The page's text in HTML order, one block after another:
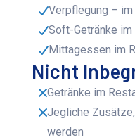
Verpflegung –
Soft-Getränke im
Mittagessen im
Nicht
Getränke im
Jegliche
werden